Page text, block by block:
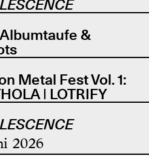
&
Metal Fest Vol. 1:
| LOTRIFY
2026